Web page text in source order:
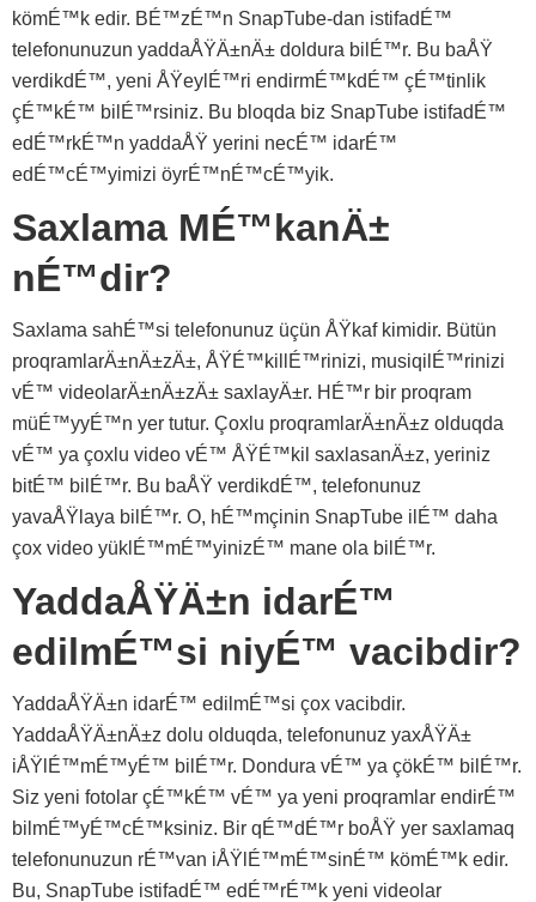
kömÉ™k edir. BÉ™zÉ™n SnapTube-dan istifadÉ™
telefonunuzun yaddaÅŸÄ±nÄ± doldura bilÉ™r. Bu baÅŸ
verdikdÉ™, yeni ÅŸeylÉ™ri endirmÉ™kdÉ™ çÉ™tinlik
çÉ™kÉ™ bilÉ™rsiniz. Bu bloqda biz SnapTube istifadÉ™
edÉ™rkÉ™n yaddaÅŸ yerini necÉ™ idarÉ™
edÉ™cÉ™yimizi öyrÉ™nÉ™cÉ™yik.
Saxlama MÉ™kanÄ±
nÉ™dir?
Saxlama sahÉ™si telefonunuz üçün ÅŸkaf kimidir. Bütün
proqramlarÄ±nÄ±zÄ±, ÅŸÉ™killÉ™rinizi, musiqilÉ™rinizi
vÉ™ videolarÄ±nÄ±zÄ± saxlayÄ±r. HÉ™r bir proqram
müÉ™yyÉ™n yer tutur. Çoxlu proqramlarÄ±nÄ±z olduqda
vÉ™ ya çoxlu video vÉ™ ÅŸÉ™kil saxlasanÄ±z, yeriniz
bitÉ™ bilÉ™r. Bu baÅŸ verdikdÉ™, telefonunuz
yavaÅŸlaya bilÉ™r. O, hÉ™mçinin SnapTube ilÉ™ daha
çox video yüklÉ™mÉ™yinizÉ™ mane ola bilÉ™r.
YaddaÅŸÄ±n idarÉ™
edilmÉ™si niyÉ™ vacibdir?
YaddaÅŸÄ±n idarÉ™ edilmÉ™si çox vacibdir.
YaddaÅŸÄ±nÄ±z dolu olduqda, telefonunuz yaxÅŸÄ±
iÅŸlÉ™mÉ™yÉ™ bilÉ™r. Dondura vÉ™ ya çökÉ™ bilÉ™r.
Siz yeni fotolar çÉ™kÉ™ vÉ™ ya yeni proqramlar endirÉ™
bilmÉ™yÉ™cÉ™ksiniz. Bir qÉ™dÉ™r boÅŸ yer saxlamaq
telefonunuzun rÉ™van iÅŸlÉ™mÉ™sinÉ™ kömÉ™k edir.
Bu, SnapTube istifadÉ™ edÉ™rÉ™k yeni videolar